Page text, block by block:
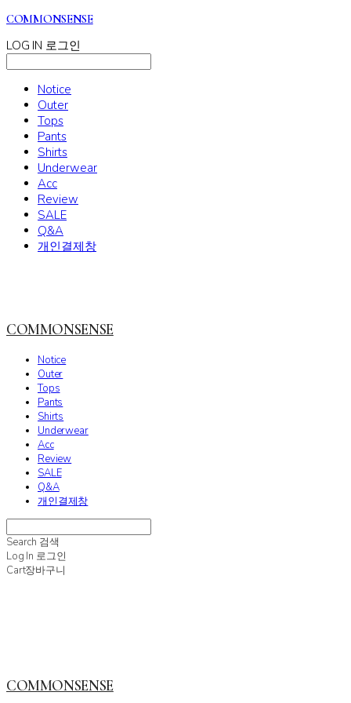
COMMONSENSE
LOG IN 로그인
Notice
Outer
Tops
Pants
Shirts
Underwear
Acc
Review
SALE
Q&A
개인결제창
COMMONSENSE
Notice
Outer
Tops
Pants
Shirts
Underwear
Acc
Review
SALE
Q&A
개인결제창
Search 검색
Log In 로그인
Cart장바구니
COMMONSENSE